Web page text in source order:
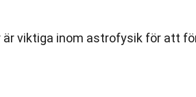
är viktiga inom astrofysik för att